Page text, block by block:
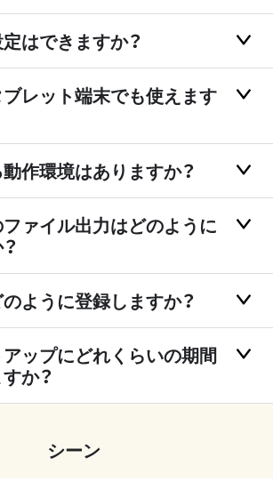
はできますか？
レット端末でも使えます
作環境はありますか？
ァイル出力はどのように
ように登録しますか？
ップにどれくらいの期間
か？
シーン